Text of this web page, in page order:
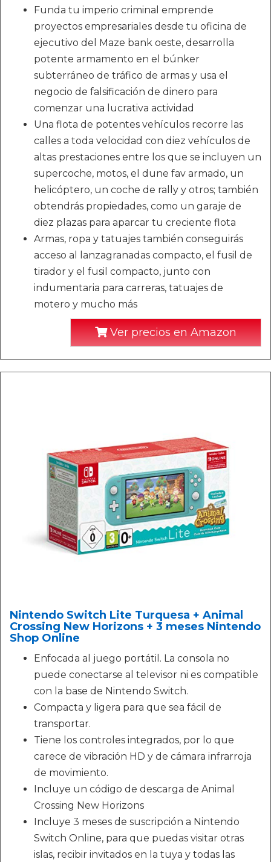
Funda tu imperio criminal emprende
proyectos empresariales desde tu oficina de
ejecutivo del Maze bank oeste, desarrolla
potente armamento en el búnker
subterráneo de tráfico de armas y usa el
negocio de falsificación de dinero para
comenzar una lucrativa actividad
Una flota de potentes vehículos recorre las
calles a toda velocidad con diez vehículos de
altas prestaciones entre los que se incluyen un
supercoche, motos, el dune fav armado, un
helicóptero, un coche de rally y otros; también
obtendrás propiedades, como un garaje de
diez plazas para aparcar tu creciente flota
Armas, ropa y tatuajes también conseguirás
acceso al lanzagranadas compacto, el fusil de
tirador y el fusil compacto, junto con
indumentaria para carreras, tatuajes de
motero y mucho más
Ver precios en Amazon
Nintendo Switch Lite Turquesa + Animal
Crossing New Horizons + 3 meses Nintendo
Shop Online
Enfocada al juego portátil. La consola no
puede conectarse al televisor ni es compatible
con la base de Nintendo Switch.
Compacta y ligera para que sea fácil de
transportar.
Tiene los controles integrados, por lo que
carece de vibración HD y de cámara infrarroja
de movimiento.
Incluye un código de descarga de Animal
Crossing New Horizons
Incluye 3 meses de suscripción a Nintendo
Switch Online, para que puedas visitar otras
islas, recibir invitados en la tuya y todas las